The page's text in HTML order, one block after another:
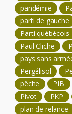
pandémie
parti de gauche
Parti québécois
Paul Cliche
pays sans
Pergélisol
pêche
PIB
Pivot
PKP
plan de relance